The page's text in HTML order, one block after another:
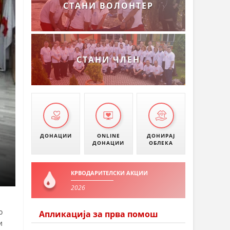
СТАНИ ВОЛОНТЕР
СТАНИ ЧЛЕН
ДОНАЦИИ
ONLINE
ДОНАЦИИ
ДОНИРАЈ
ОБЛЕКА
КРВОДАРИТЕЛСКИ АКЦИИ
2026
Апликација за прва помош